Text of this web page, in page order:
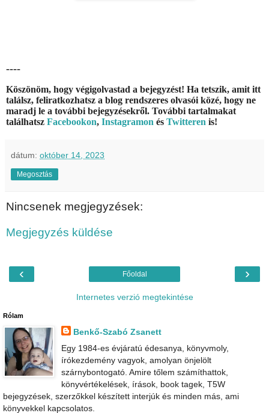
----
Köszönöm, hogy végigolvastad a bejegyzést! Ha tetszik, amit itt
találsz, feliratkozhatsz a blog rendszeres olvasói közé, hogy ne
maradj le a további bejegyzésekről. További tartalmakat
találhatsz Facebookon, Instagramon és Twitteren is!
dátum: október 14, 2023
Megosztás
Nincsenek megjegyzések:
Megjegyzés küldése
‹ ›
Főoldal
Internetes verzió megtekintése
Rólam
Benkő-Szabó Zsanett
Egy 1984-es évjáratú édesanya, könyvmoly,
írókezdemény vagyok, amolyan önjelölt
szárnybontogató. Amire tőlem számíthattok,
könyvértékelések, írások, book tagek, T5W
bejegyzések, szerzőkkel készített interjúk és minden más, ami
könyvekkel kapcsolatos.